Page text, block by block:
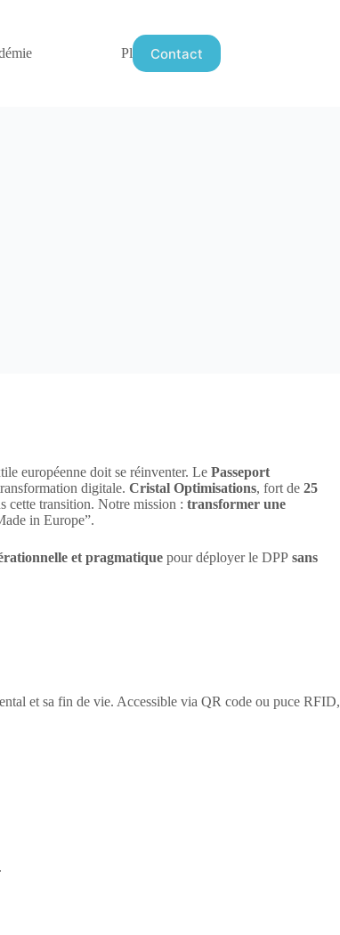
Plus Contact
européenne doit se réinventer. Le Passeport
digitale. Cristal Optimisations, fort de 25
cette transition. Notre mission : transformer une
in Europe”.
et pragmatique pour déployer le DPP sans
et sa fin de vie. Accessible via QR code ou puce RFID,